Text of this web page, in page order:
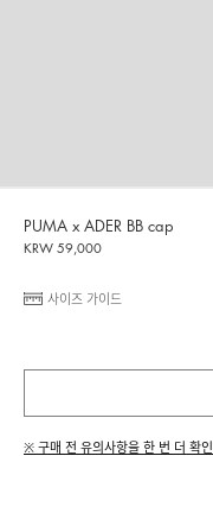
PUMA x ADER BB cap
KRW 59,000
사이즈 가이드
※ 구매 전 유의사항을 한 번 더 확